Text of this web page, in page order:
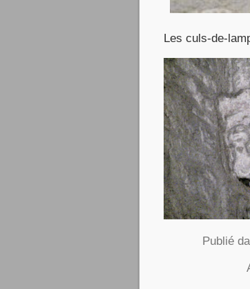
Les culs-de-
Publié